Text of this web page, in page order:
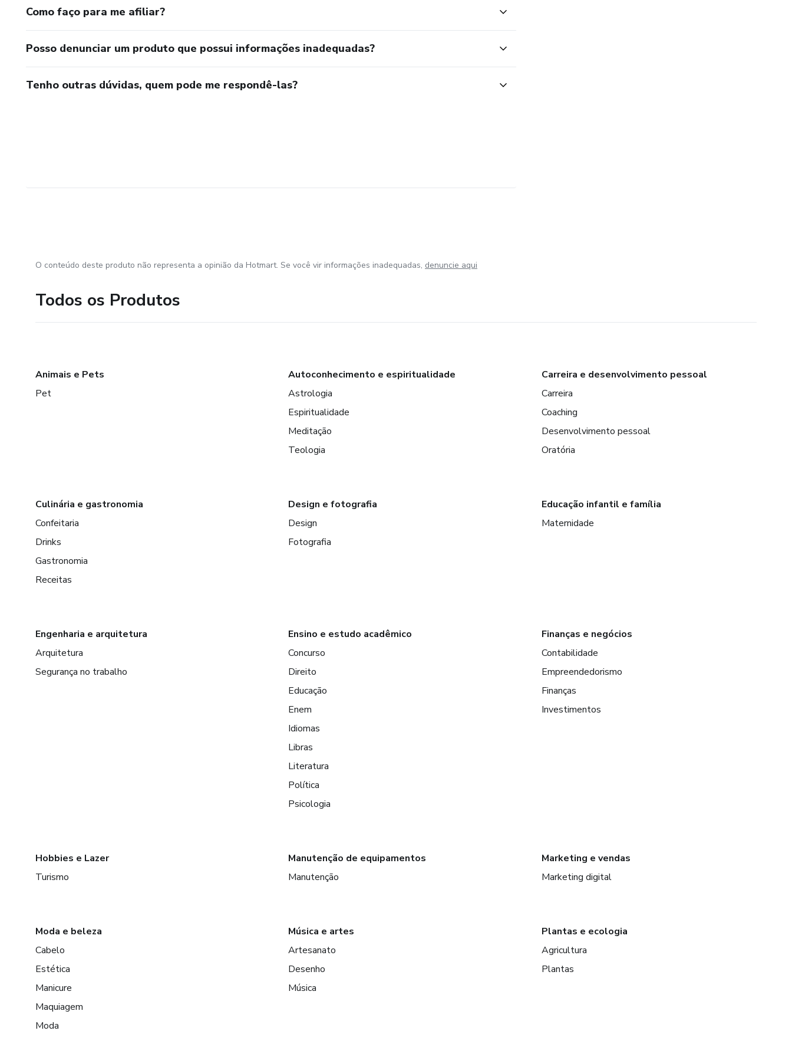
Como faço para me afiliar?
Posso denunciar um produto que possui informações inadequadas?
Tenho outras dúvidas, quem pode me respondê-las?
O conteúdo deste produto não representa a opinião da Hotmart. Se você vir informações inadequadas, denuncie aqui
Todos os Produtos
Animais e Pets
Pet
Autoconhecimento e espiritualidade
Astrologia
Espiritualidade
Meditação
Teologia
Carreira e desenvolvimento pessoal
Carreira
Coaching
Desenvolvimento pessoal
Oratória
Culinária e gastronomia
Confeitaria
Drinks
Gastronomia
Receitas
Design e fotografia
Design
Fotografia
Educação infantil e família
Maternidade
Engenharia e arquitetura
Arquitetura
Segurança no trabalho
Ensino e estudo acadêmico
Concurso
Direito
Educação
Enem
Idiomas
Libras
Literatura
Política
Psicologia
Finanças e negócios
Contabilidade
Empreendedorismo
Finanças
Investimentos
Hobbies e Lazer
Turismo
Manutenção de equipamentos
Manutenção
Marketing e vendas
Marketing digital
Moda e beleza
Cabelo
Estética
Manicure
Maquiagem
Moda
Música e artes
Artesanato
Desenho
Música
Plantas e ecologia
Agricultura
Plantas